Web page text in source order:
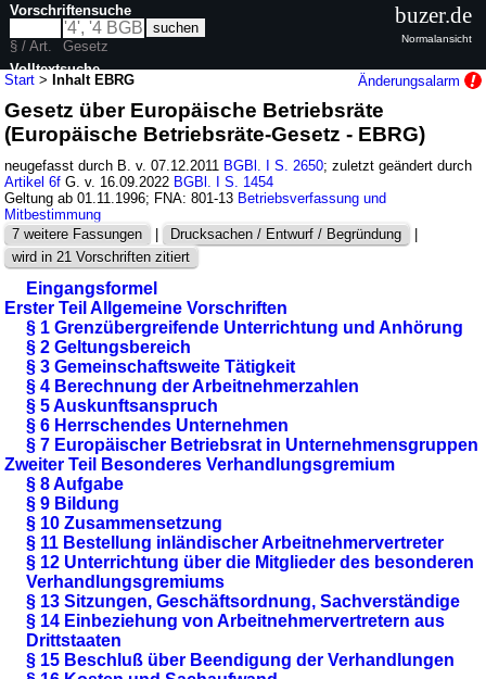
Start >Inhalt EBRG Änderungsalarm
Gesetz über Europäische Betriebsräte
(Europäische Betriebsräte-Gesetz - EBRG)
neugefasst durch B. v. 07.12.2011 BGBl. I S. 2650; zuletzt geändert durch
Artikel 6f G. v. 16.09.2022 BGBl. I S. 1454
Geltung ab 01.11.1996; FNA: 801-13 Betriebsverfassung und
Mitbestimmung
7 weitere Fassungen
| Drucksachen / Entwurf / Begründung
|
wird in 21 Vorschriften zitiert
Eingangsformel
Erster Teil Allgemeine Vorschriften
§ 1 Grenzübergreifende Unterrichtung und Anhörung
§ 2 Geltungsbereich
§ 3 Gemeinschaftsweite Tätigkeit
§ 4 Berechnung der Arbeitnehmerzahlen
§ 5 Auskunftsanspruch
§ 6 Herrschendes Unternehmen
§ 7 Europäischer Betriebsrat in Unternehmensgruppen
Zweiter Teil Besonderes Verhandlungsgremium
§ 8 Aufgabe
§ 9 Bildung
§ 10 Zusammensetzung
§ 11 Bestellung inländischer Arbeitnehmervertreter
§ 12 Unterrichtung über die Mitglieder des besonderen
Verhandlungsgremiums
§ 13 Sitzungen, Geschäftsordnung, Sachverständige
§ 14 Einbeziehung von Arbeitnehmervertretern aus
Drittstaaten
§ 15 Beschluß über Beendigung der Verhandlungen
Vorschriftensuche
§ / Art.
Gesetz
Volltextsuche
nur in EBRG
buzer.de
Normalansicht